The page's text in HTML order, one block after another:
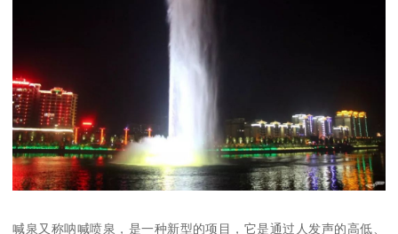
喊泉又称呐喊喷泉，是一种新型的项目，它是通过人发声的高低、